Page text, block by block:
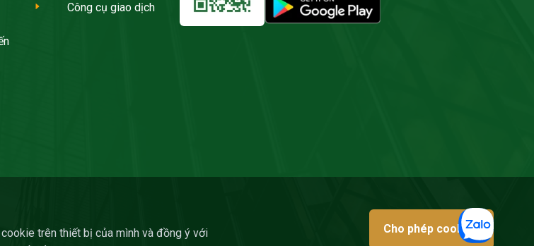
trên thiết bị của mình và đồng ý với
Cho phép cookies
Công cụ giao dịch